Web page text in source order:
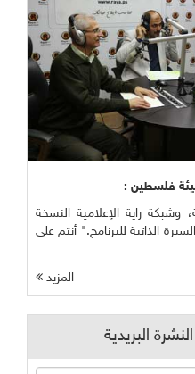
فلسطين :
وشبكة راية الإعلامية النسخة
الذاتية للبرنامج:" أنتم على
المزيد
البريدية